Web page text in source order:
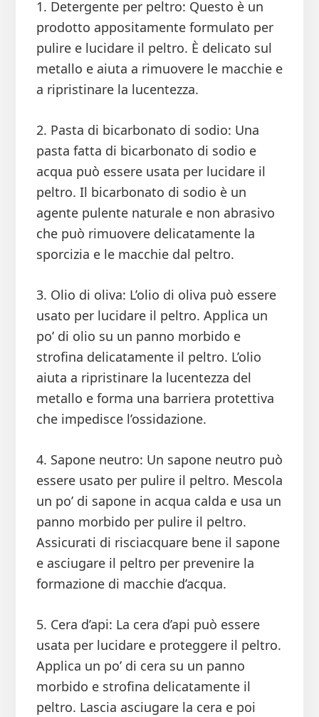
1. Detergente per peltro: Questo è un
prodotto appositamente formulato per
pulire e lucidare il peltro. È delicato sul
metallo e aiuta a rimuovere le macchie e
a ripristinare la lucentezza.
2. Pasta di bicarbonato di sodio: Una
pasta fatta di bicarbonato di sodio e
acqua può essere usata per lucidare il
peltro. Il bicarbonato di sodio è un
agente pulente naturale e non abrasivo
che può rimuovere delicatamente la
sporcizia e le macchie dal peltro.
3. Olio di oliva: L’olio di oliva può essere
usato per lucidare il peltro. Applica un
po’ di olio su un panno morbido e
strofina delicatamente il peltro. L’olio
aiuta a ripristinare la lucentezza del
metallo e forma una barriera protettiva
che impedisce l’ossidazione.
4. Sapone neutro: Un sapone neutro può
essere usato per pulire il peltro. Mescola
un po’ di sapone in acqua calda e usa un
panno morbido per pulire il peltro.
Assicurati di risciacquare bene il sapone
e asciugare il peltro per prevenire la
formazione di macchie d’acqua.
5. Cera d’api: La cera d’api può essere
usata per lucidare e proteggere il peltro.
Applica un po’ di cera su un panno
morbido e strofina delicatamente il
peltro. Lascia asciugare la cera e poi